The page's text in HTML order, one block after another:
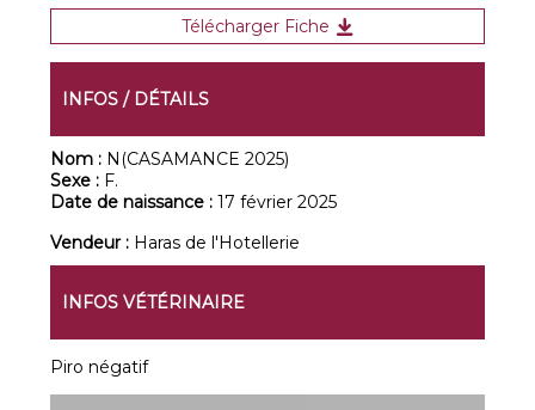
Télécharger Fiche
INFOS / DÉTAILS
Nom : N(CASAMANCE 2025)
Sexe : F.
Date de naissance :17 février 2025
Vendeur : Haras de l'Hotellerie
INFOS VÉTÉRINAIRE
Piro négatif